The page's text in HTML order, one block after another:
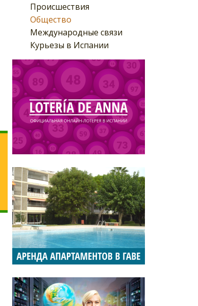
Происшествия
Общество
Международные связи
Курьезы в Испании